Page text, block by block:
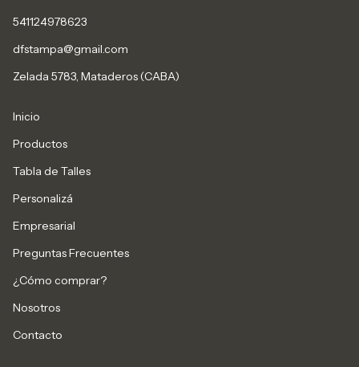
541124978623
dfstampa@gmail.com
Zelada 5783, Mataderos (CABA)
Inicio
Productos
Tabla de Talles
Personalizá
Empresarial
Preguntas Frecuentes
¿Cómo comprar?
Nosotros
Contacto